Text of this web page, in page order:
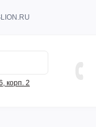
корп. 2